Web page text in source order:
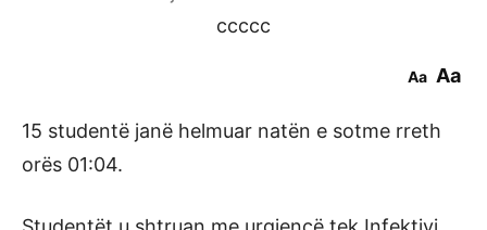
ccccc
Aa Aa
15 studentë janë helmuar natën e sotme rreth
orës 01:04.